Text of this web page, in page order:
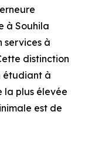
à Souhila
services à
distinction
étudiant à
la plus élevée
est de